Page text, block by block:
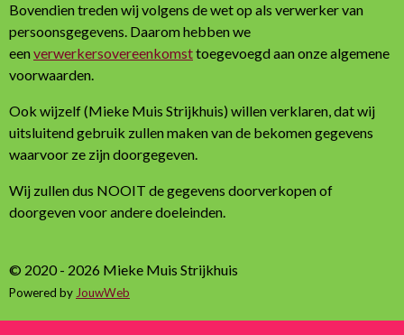
Bovendien treden wij volgens de wet op als verwerker van
persoonsgegevens. Daarom hebben we
eenverwerkersovereenkomsttoegevoegd aan onze algemene
voorwaarden.
Ook wijzelf (Mieke Muis Strijkhuis) willen verklaren, dat wij
uitsluitend gebruik zullen maken van de bekomen gegevens
waarvoor ze zijn doorgegeven.
Wij zullen dus NOOIT de gegevens doorverkopen of
doorgeven voor andere doeleinden.
© 2020 - 2026 Mieke Muis Strijkhuis
Powered by JouwWeb